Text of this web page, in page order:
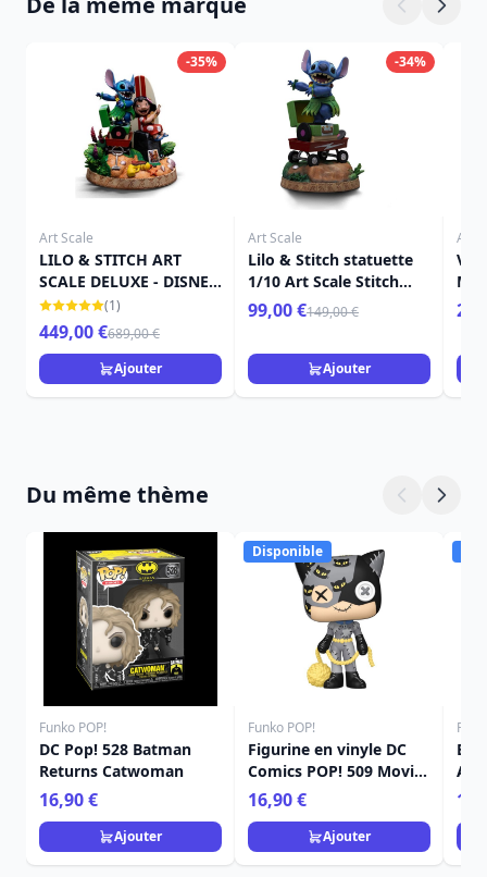
-35%
Art Scale
LILO & STITCH ART
SCALE DELUXE - DISNEY
LILO & STITCH
(1)
449,00 €689,00 €
Ajouter
-34%
Art Scale
Lilo & Stitch statuette
1/10 Art Scale Stitch
Hula 17 cm
99,00 €149,00 €
Ajouter
Art
Du même thème
Funko POP!
DC Pop! 528 Batman
Returns Catwoman
16,90 €
Ajouter
Disponible
Funko POP!
Figurine en vinyle DC
Comics POP! 509 Movies
Patchwork - Catwoman
9 cm
16,90 €
Ajouter